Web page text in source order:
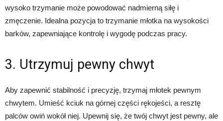
wysoko trzymanie może powodować nadmierną siłę i
zmęczenie. Idealna pozycja to trzymanie młotka na wysokości
barków, zapewniające kontrolę i wygodę podczas pracy.
3. Utrzymuj pewny chwyt
Aby zapewnić stabilność i precyzję, trzymaj młotek pewnym
chwytem. Umieść kciuk na górnej części rękojeści, a resztę
palców owiń wokół niej. Upewnij się, że twój chwyt jest pewny, ale